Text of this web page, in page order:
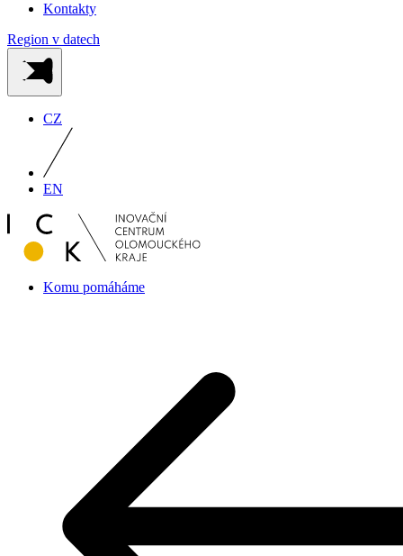
Kontakty
Region v datech
CZ
EN
Komu pomáháme